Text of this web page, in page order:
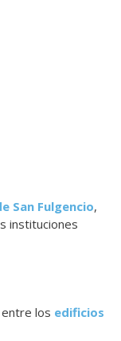
San Fulgencio,
instituciones
entre los edificios